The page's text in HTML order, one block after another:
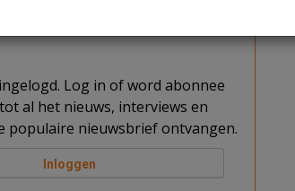
Log in of word abonnee
al het nieuws, interviews en
populaire nieuwsbrief ontvangen.
Inloggen